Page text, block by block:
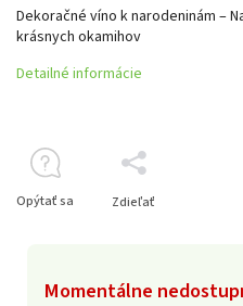
Momentálne
Dekoračné víno k narodeninám –
krásnych okamihov
Detailné informácie
Opýtať sa Zdieľať